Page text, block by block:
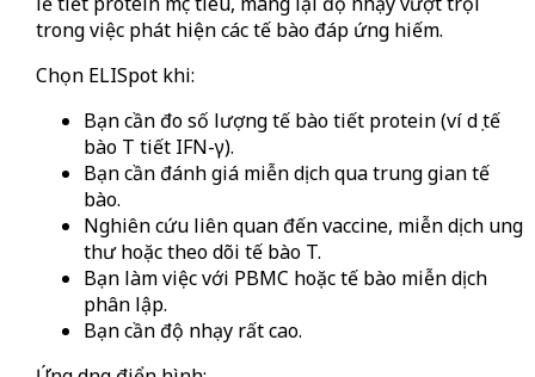
trong việc phát hiện các tế bào đáp ứng hiếm.
Chọn ELISpot khi:
Bạn cần đo số lượng tế bào tiết protein (ví dụ tế
bào T tiết IFN-γ).
Bạn cần đánh giá miễn dịch qua trung gian tế
bào.
Nghiên cứu liên quan đến vaccine, miễn dịch ung
thư hoặc theo dõi tế bào T.
Bạn làm việc với PBMC hoặc tế bào miễn dịch
phân lập.
Bạn cần độ nhạy rất cao.